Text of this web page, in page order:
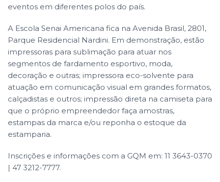
eventos em diferentes polos do país.
A Escola Senai Americana fica na Avenida Brasil, 2801,
Parque Residencial Nardini. Em demonstração, estão
impressoras para sublimação para atuar nos
segmentos de fardamento esportivo, moda,
decoração e outras; impressora eco-solvente para
atuação em comunicação visual em grandes formatos,
calçadistas e outros; impressão direta na camiseta para
que o próprio empreendedor faça amostras,
estampas da marca e/ou reponha o estoque da
estamparia.
Inscrições e informações com a GQM em: 11 3643-0370
| 47 3212-7777.